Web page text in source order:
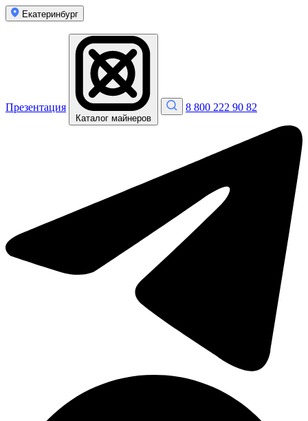
Екатеринбург
Презентация
Каталог майнеров
8 800 222 90 82